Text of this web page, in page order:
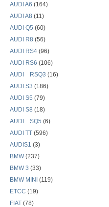
AUDI A6 (164)
AUDI A8 (11)
AUDI Q5 (60)
AUDI R8 (56)
AUDI RS4 (96)
AUDI RS6 (106)
AUDI RSQ3 (16)
AUDI S3 (186)
AUDI S5 (79)
AUDI S8 (18)
AUDI SQ5 (6)
AUDI TT (596)
AUDIS1 (3)
BMW(237)
BMW 3 (33)
BMW MINI (119)
ETCC (19)
FIAT (78)